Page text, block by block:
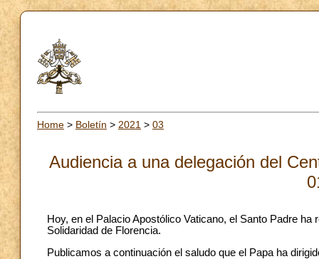
Home > Boletín > 2021 > 03
Audiencia a una delegación del
Hoy, en el Palacio Apostólico Vaticano, el Santo Padre
Solidaridad de Florencia.
Publicamos a continuación el saludo que el Papa ha